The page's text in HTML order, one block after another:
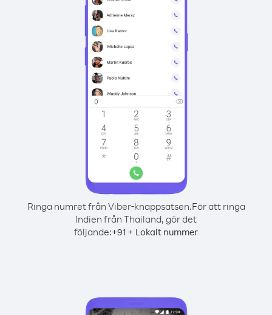
Ringa numret från Viber-knappsatsen.För att ringa
Indien från Thailand, gör det
följande:+91 + Lokalt nummer